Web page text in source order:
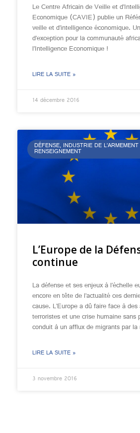
Le Centre Africain de Veille et
Economique (CAVIE) publie un
veille et d’intelligence économique.
d’exception pour la communauté
l’Intelligence Economique !
LIRE LA SUITE »
14 décembre 2016
DÉFENSE, INDUSTRIE DE
RENSEIGNEMENT
L’Europe de la
continue
La défense et ses enjeux à l’échelle
encore en tête de l’actualité ces
cause. L’Europe a dû faire face à
terroristes et une crise humaine sans
conduit à un afflux de migrants par
LIRE LA SUITE »
3 novembre 2016